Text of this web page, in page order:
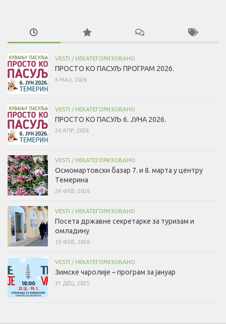
VESTI / НЕКАТЕГОРИЗОВАНО
ПРОСТО КО ПАСУЉ ПРОГРАМ 2026.
6 МАЈ, 2026
VESTI / НЕКАТЕГОРИЗОВАНО
ПРОСТО КО ПАСУЉ 6. ЈУНА 2026.
24 АПР, 2026
VESTI / НЕКАТЕГОРИЗОВАНО
Осмомартовски базар 7. и 8. марта у центру
Темерина
24 ФЕБ, 2026
VESTI / НЕКАТЕГОРИЗОВАНО
Посета државне секретарке за туризам и
омладину
10 ФЕБ, 2026
VESTI / НЕКАТЕГОРИЗОВАНО
Зимске чаролије – програм за јануар
31 ДЕЦ, 2025